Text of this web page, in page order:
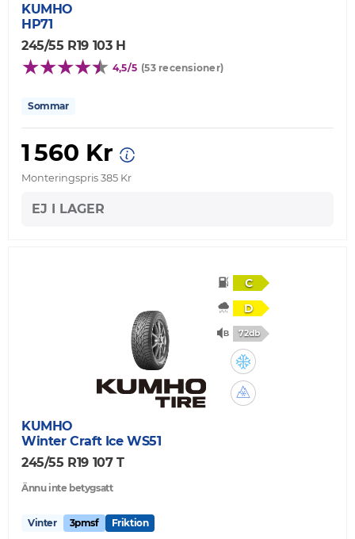
KUMHO
HP71
245/55 R19 103 H
4,5/5 (53 recensioner)
Sommar
1 560 Kr
Monteringspris 385 Kr
EJ I LAGER
C
D
72db
KUMHO
Winter Craft Ice WS51
245/55 R19 107 T
Ännu inte betygsatt
Vinter 3pmsf Friktion